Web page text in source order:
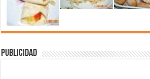
Publicidad